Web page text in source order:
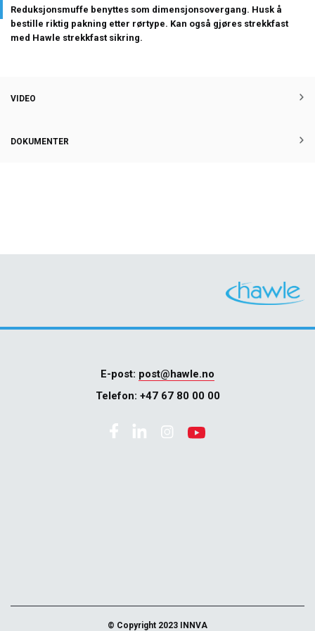
Reduksjonsmuffe benyttes som dimensjonsovergang. Husk å
bestille riktig pakning etter rørtype. Kan også gjøres strekkfast
med Hawle strekkfast sikring.
VIDEO
DOKUMENTER
E-post: post@hawle.no
Telefon: +47 67 80 00 00
© Copyright 2023 INNVA